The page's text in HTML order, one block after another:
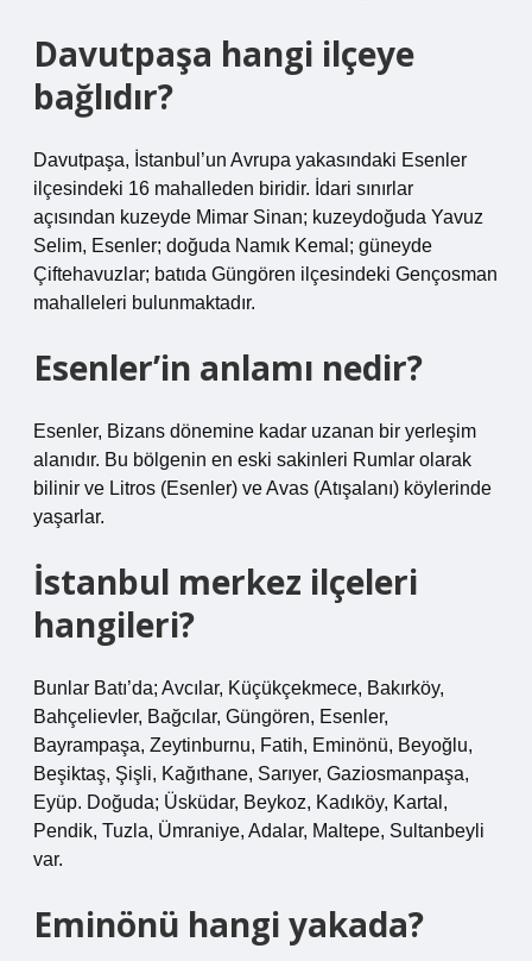
Davutpaşa hangi ilçeye
bağlıdır?
Davutpaşa, İstanbul’un Avrupa yakasındaki Esenler
ilçesindeki 16 mahalleden biridir. İdari sınırlar
açısından kuzeyde Mimar Sinan; kuzeydoğuda Yavuz
Selim, Esenler; doğuda Namık Kemal; güneyde
Çiftehavuzlar; batıda Güngören ilçesindeki Gençosman
mahalleleri bulunmaktadır.
Esenler’in anlamı nedir?
Esenler, Bizans dönemine kadar uzanan bir yerleşim
alanıdır. Bu bölgenin en eski sakinleri Rumlar olarak
bilinir ve Litros (Esenler) ve Avas (Atışalanı) köylerinde
yaşarlar.
İstanbul merkez ilçeleri
hangileri?
Bunlar Batı’da; Avcılar, Küçükçekmece, Bakırköy,
Bahçelievler, Bağcılar, Güngören, Esenler,
Bayrampaşa, Zeytinburnu, Fatih, Eminönü, Beyoğlu,
Beşiktaş, Şişli, Kağıthane, Sarıyer, Gaziosmanpaşa,
Eyüp. Doğuda; Üsküdar, Beykoz, Kadıköy, Kartal,
Pendik, Tuzla, Ümraniye, Adalar, Maltepe, Sultanbeyli
var.
Eminönü hangi yakada?